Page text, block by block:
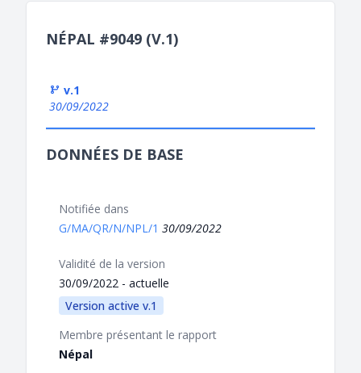
NÉPAL #9049 (V.1)
v.1
30/09/2022
DONNÉES DE BASE
Notifiée dans
G/MA/QR/N/NPL/1 30/09/2022
Validité de la version
30/09/2022 - actuelle
Version active v.1
Membre présentant le rapport
Népal